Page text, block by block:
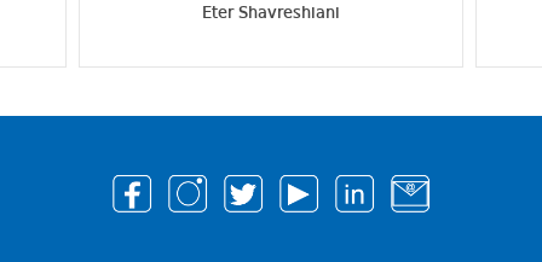
Eter Shavreshiani